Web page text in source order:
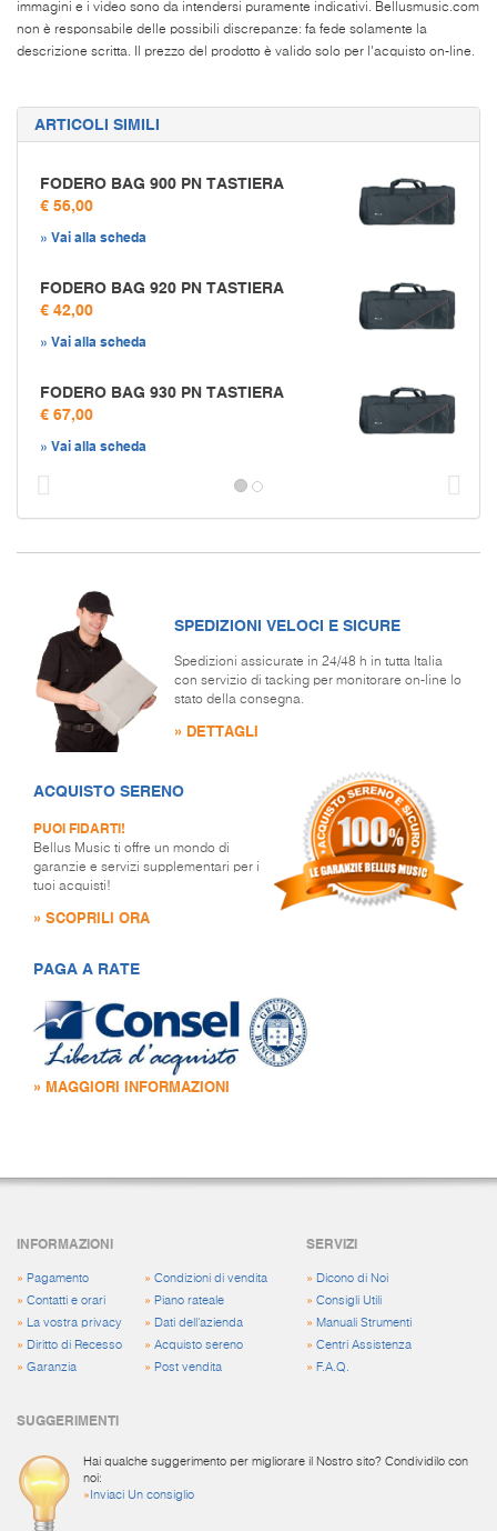
immagini e i video sono da intendersi puramente indicativi. Bellusmusic.com
non è responsabile delle possibili discrepanze: fa fede solamente la
descrizione scritta. Il prezzo del prodotto è valido solo per l'acquisto on-line.
ARTICOLI SIMILI
FODERO BAG 900 PN TASTIERA
€ 56,00
» Vai alla scheda
FODERO BAG 920 PN TASTIERA
€ 42,00
» Vai alla scheda
FODERO BAG 930 PN TASTIERA
€ 67,00
» Vai alla scheda
SPEDIZIONI VELOCI E SICURE
Spedizioni assicurate in 24/48 h in tutta Italia
con servizio di tacking per monitorare on-line lo
stato della consegna.
» DETTAGLI
ACQUISTO SERENO
PUOI FIDARTI!
Bellus Music ti offre un mondo di
garanzie e servizi supplementari per i
tuoi acquisti!
» SCOPRILI ORA
PAGA A RATE
» MAGGIORI INFORMAZIONI
INFORMAZIONI
» Pagamento
» Contatti e orari
»
La vostra privacy
» Diritto di Recesso
» Garanzia
» Condizioni di vendita
» Piano rateale
» Dati dell'azienda
» Acquisto sereno
» Post vendita
SERVIZI
» Dicono di Noi
»Consigli Utili
» Manuali Strumenti
»Centri Assistenza
» F.A.Q.
SUGGERIMENTI
Hai qualche suggerimento per migliorare il Nostro sito? Condividilo con
noi:
» Inviaci Un consiglio